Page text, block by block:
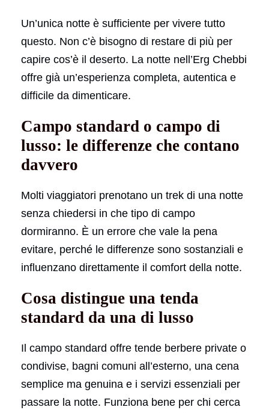
Un’unica notte è sufficiente per vivere tutto
questo. Non c’è bisogno di restare di più per
capire cos’è il deserto. La notte nell’Erg Chebbi
offre già un’esperienza completa, autentica e
difficile da dimenticare.
Campo standard o campo di
lusso: le differenze che contano
davvero
Molti viaggiatori prenotano un trek di una notte
senza chiedersi in che tipo di campo
dormiranno. È un errore che vale la pena
evitare, perché le differenze sono sostanziali e
influenzano direttamente il comfort della notte.
Cosa distingue una tenda
standard da una di lusso
Il campo standard offre tende berbere private o
condivise, bagni comuni all’esterno, una cena
semplice ma genuina e i servizi essenziali per
passare la notte. Funziona bene per chi cerca